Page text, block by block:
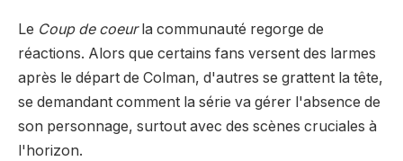
Le Coup de coeurla communauté regorge de
réactions. Alors que certains fans versent des larmes
après le départ de Colman, d'autres se grattent la tête,
se demandant comment la série va gérer l'absence de
son personnage, surtout avec des scènes cruciales à
l'horizon.